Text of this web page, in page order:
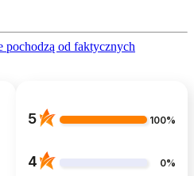
pochodzą od faktycznych
5 100%
4 0%